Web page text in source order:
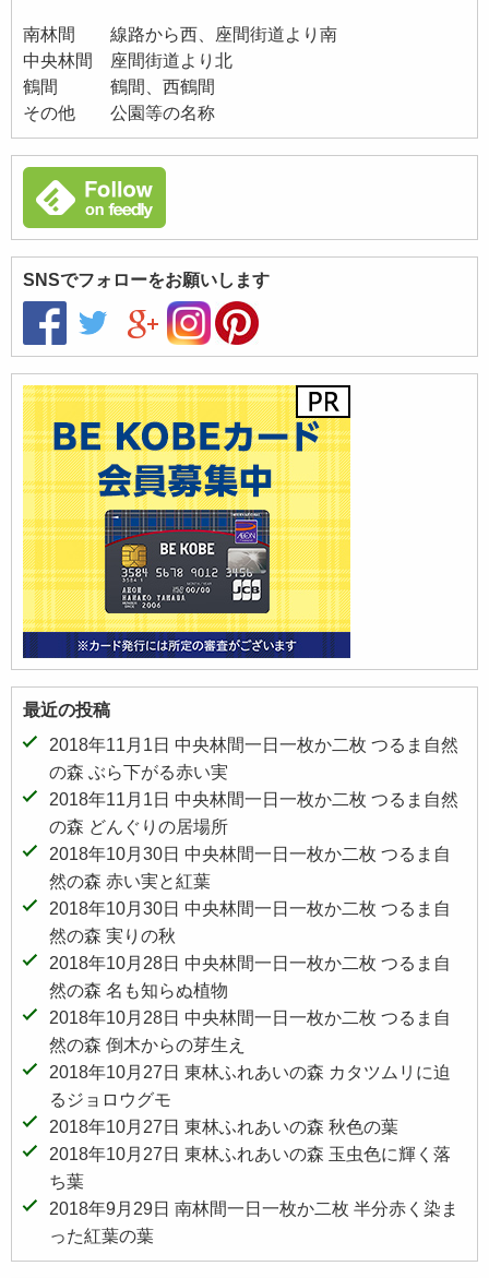
南林間 線路から西、座間街道より南
中央林間 座間街道より北
鶴間 鶴間、西鶴間
その他 公園等の名称
SNSでフォローをお願いします
最近の投稿
2018年11月1日 中央林間一日一枚か二枚 つるま自然
の森 ぶら下がる赤い実
2018年11月1日 中央林間一日一枚か二枚 つるま自然
の森 どんぐりの居場所
2018年10月30日 中央林間一日一枚か二枚 つるま自
然の森 赤い実と紅葉
2018年10月30日 中央林間一日一枚か二枚 つるま自
然の森 実りの秋
2018年10月28日 中央林間一日一枚か二枚 つるま自
然の森 名も知らぬ植物
2018年10月28日 中央林間一日一枚か二枚 つるま自
然の森 倒木からの芽生え
2018年10月27日 東林ふれあいの森 カタツムリに迫
るジョロウグモ
2018年10月27日 東林ふれあいの森 秋色の葉
2018年10月27日 東林ふれあいの森 玉虫色に輝く落
ち葉
2018年9月29日 南林間一日一枚か二枚 半分赤く染ま
った紅葉の葉